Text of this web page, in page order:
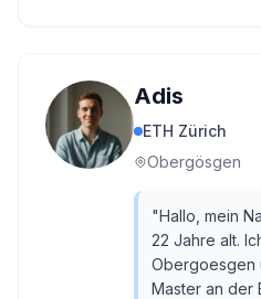
Adis
ETH Zürich
Obergösgen
"Hallo, mein
22 Jahre alt.
Obergoesgen
Master an der